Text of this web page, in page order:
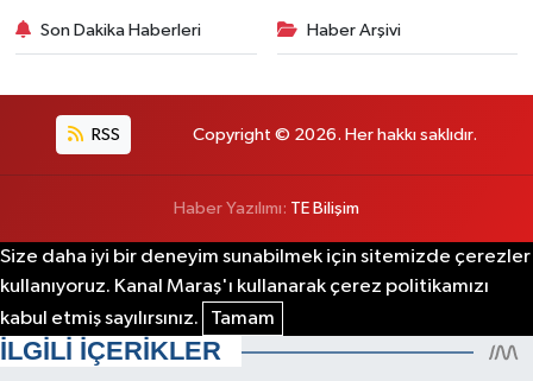
Son Dakika Haberleri Haber Arşivi
RSS Copyright © 2026. Her hakkı saklıdır.
Haber Yazılımı: TE Bilişim
Size daha iyi bir deneyim sunabilmek için sitemizde çerezler
kullanıyoruz. Kanal Maraş'ı kullanarak çerez politikamızı
kabul etmiş sayılırsınız.
Tamam